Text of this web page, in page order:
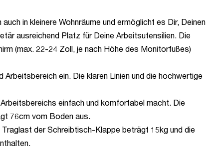
in kleinere Wohnräume und ermöglicht es Dir, Deinen
ausreichend Platz für Deine Arbeitsutensilien. Die
(max. 22-24 Zoll, je nach Höhe des Monitorfußes)
ein. Die klaren Linien und die hochwertige
einfach und komfortabel macht. Die
76cm vom Boden aus.
der Schreibtisch-Klappe beträgt 15kg und die